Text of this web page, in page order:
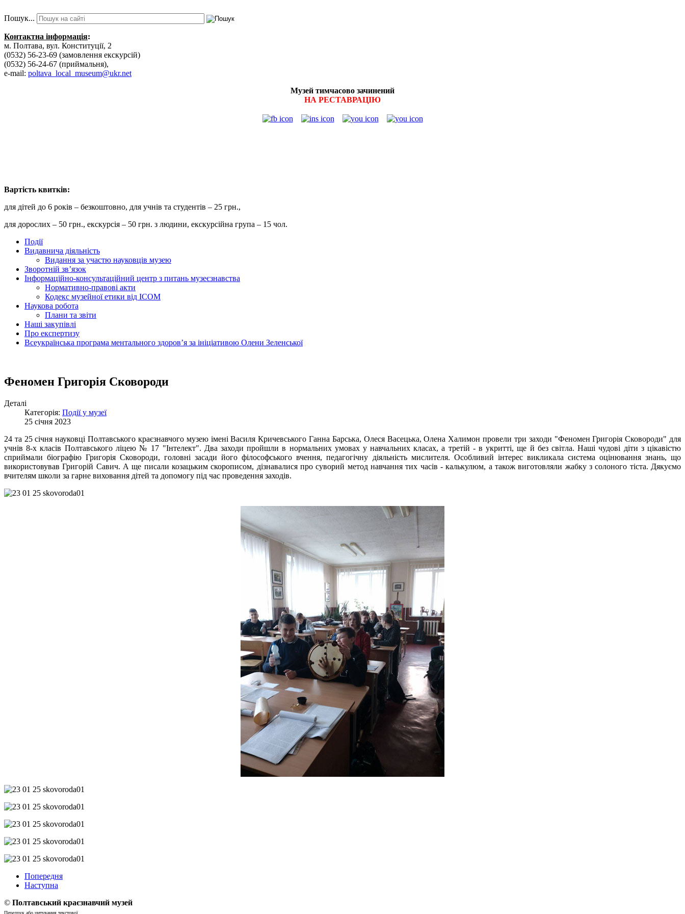
Пошук...
Контактна інформація:
м. Полтава, вул. Конституції, 2
(0532) 56-23-69 (замовлення екскурсій)
(0532) 56-24-67 (приймальня),
e-mail: poltava_local_museum@ukr.net
Музей тимчасово зачинений
НА РЕСТАВРАЦІЮ
Вартість квитків:
для дітей до 6 років – безкоштовно, для учнів та студентів – 25 грн.,
для дорослих – 50 грн., екскурсія – 50 грн. з людини, екскурсійна група – 15 чол.
Події
Видавнича діяльність
Видання за участю науковців музею
Зворотній зв’язок
Інформаційно-консультаційний центр з питань музеєзнавства
Нормативно-правові акти
Кодекс музейної етики від ІСОМ
Наукова робота
Плани та звіти
Наші закупівлі
Про експертизу
Всеукраїнська програма ментального здоров’я за ініціативою Олени Зеленської
Феномен Григорія Сковороди
Деталі
Категорія: Події у музеї
25 січня 2023
24 та 25 січня науковці Полтавського краєзнавчого музею імені Василя Кричевського Ганна Барська, Олеся Васецька, Олена Халимон провели три заходи "Феномен Григорія Сковороди" для
учнів 8-х класів Полтавського ліцею № 17 "Інтелект". Два заходи пройшли в нормальних умовах у навчальних класах, а третій - в укритті, ще й без світла. Наші чудові діти з цікавістю
сприймали біографію Григорія Сковороди, головні засади його філософського вчення, педагогічну діяльність мислителя. Особливий інтерес викликала система оцінювання знань, що
використовував Григорій Савич. А ще писали козацьким скорописом, дізнавалися про суворий метод навчання тих часів - калькулюм, а також виготовляли жабку з солоного тіста. Дякуємо
вчителям школи за гарне виховання дітей та допомогу під час проведення заходів.
Попередня
Наступна
© Полтавський краєзнавчий музей
Передрук або цитування текстової